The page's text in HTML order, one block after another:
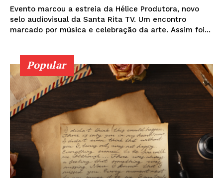
Evento marcou a estreia da Hélice Produtora, novo
selo audiovisual da Santa Rita TV. Um encontro
marcado por música e celebração da arte. Assim foi...
Popular